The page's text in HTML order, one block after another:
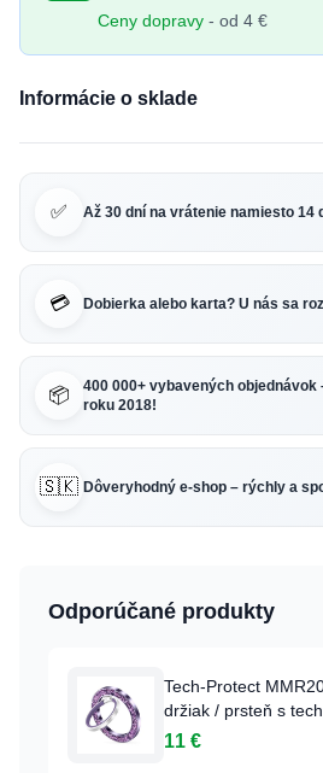
Ceny dopravy - od 4 €
Informácie o sklade
✅ Až 30 dní na vrátenie namiesto 14
💳 Dobierka alebo karta? U nás sa
📦
400 000+ vybavených objednávok
roku 2018!
🇸🇰 Dôveryhodný e-shop – rýchly a
Odporúčané produkty
Tech-Protect
držiak / prsteň s
s fialovými kryštálmi
11 €